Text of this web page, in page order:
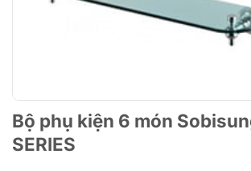
Bộ phụ kiện 6 món
SERIES